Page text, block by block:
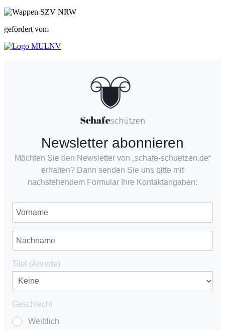
gefördert vom
Newsletter abonnieren
Möchten Sie den Newsletter von „schafe-schuetzen.de“
erhalten? Dann senden Sie uns bitte mit
nachstehendem Formular Ihre Kontaktangaben:
Titel (Anrede)
Geschlecht
Weiblich